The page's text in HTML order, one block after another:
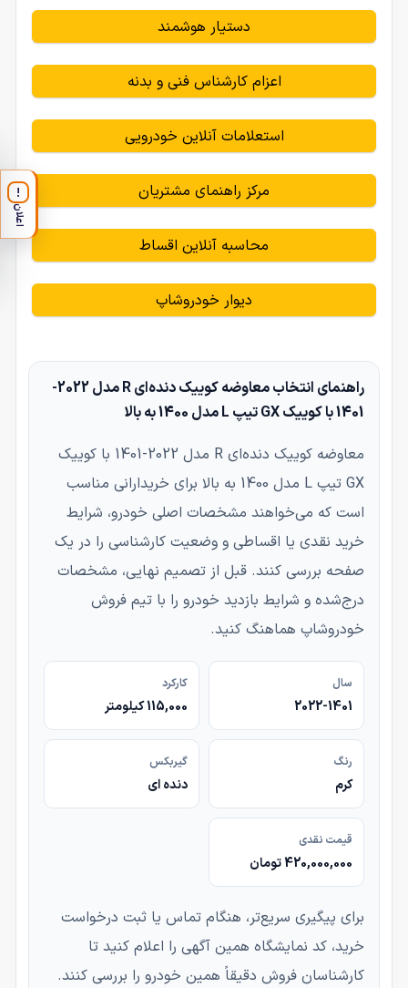
دستیار هوشمند
اعزام کارشناس فنی و بدنه
استعلامات آنلاین خودرویی
مرکز راهنمای مشتریان
محاسبه آنلاین اقساط
دیوار خودروشاپ
راهنمای انتخاب معاوضه کوییک دنده‌ای R مدل 2022-
1401 با کوییک GX تیپ L مدل 1400 به بالا
معاوضه کوییک دنده‌ای R مدل 2022-1401 با کوییک
GX تیپ L مدل 1400 به بالا برای خریدارانی مناسب
است که می‌خواهند مشخصات اصلی خودرو، شرایط
خرید نقدی یا اقساطی و وضعیت کارشناسی را در یک
صفحه بررسی کنند. قبل از تصمیم نهایی، مشخصات
درج‌شده و شرایط بازدید خودرو را با تیم فروش
خودروشاپ هماهنگ کنید.
سال
2022-1401
کارکرد
115,000 کیلومتر
رنگ
کرم
گیربکس
دنده ای
قیمت نقدی
420,000,000 تومان
برای پیگیری سریع‌تر، هنگام تماس یا ثبت درخواست
خرید، کد نمایشگاه همین آگهی را اعلام کنید تا
کارشناسان فروش دقیقاً همین خودرو را بررسی کنند.
!
اعلان